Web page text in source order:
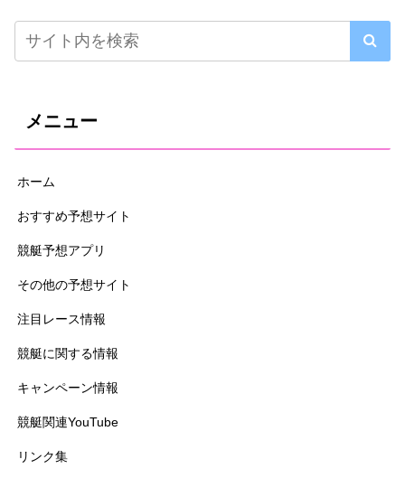
メニュー
ホーム
おすすめ予想サイト
競艇予想アプリ
その他の予想サイト
注目レース情報
競艇に関する情報
キャンペーン情報
競艇関連YouTube
リンク集